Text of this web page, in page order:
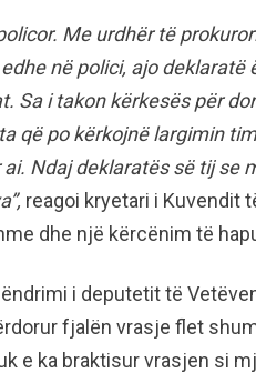
Me urdhër të
në polici, ajo
Sa i takon kërkesës për
që po kërkojnë largimin
Ndaj deklaratës së tij se
reagoi kryetari i Kuvendit
dhe një kërcënim të
i deputetit të
fjalën vrasje flet
e ka braktisur vrasjen si